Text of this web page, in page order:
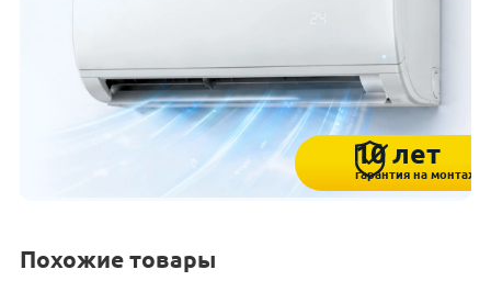
10 лет
гарантия на монтаж
Похожие товары